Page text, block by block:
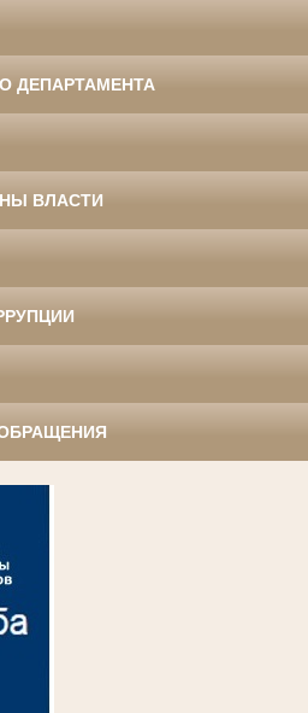
ДЕПАРТАМЕНТА
ВЛАСТИ